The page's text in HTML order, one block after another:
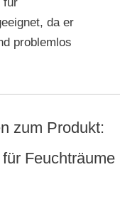
da er
problemlos
zum Produkt:
Feuchträume